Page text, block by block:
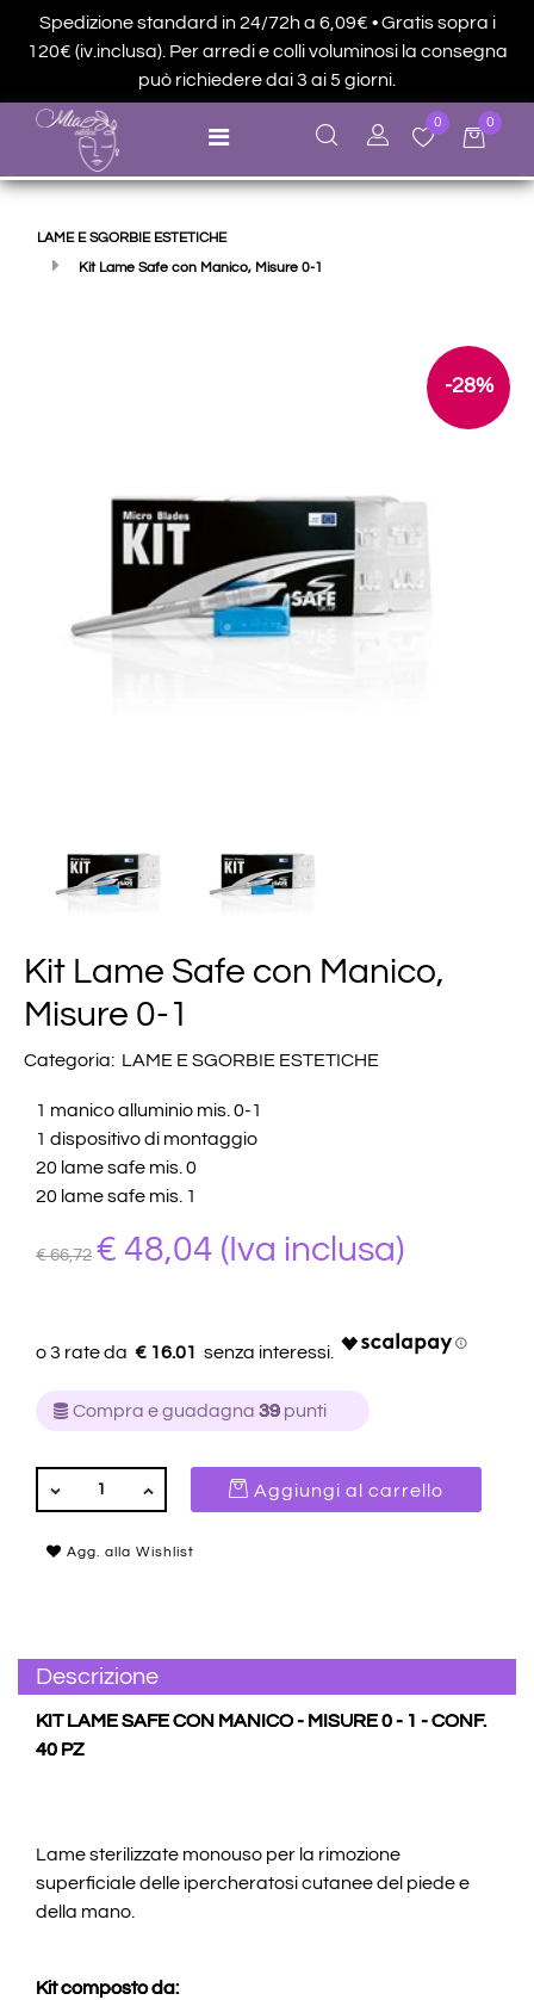
Spedizione standard in 24/72h a 6,09€ • Gratis sopra i
120€ (iv.inclusa). Per arredi e colli voluminosi la consegna
può richiedere dai 3 ai 5 giorni.
Open menu
0 0
LAME E SGORBIE ESTETICHE
Kit Lame Safe con Manico, Misure 0-1
-28%
Kit Lame Safe con Manico,
Misure 0-1
Categoria: LAME E SGORBIE ESTETICHE
1 manico alluminio mis. 0-1
1 dispositivo di montaggio
20 lame safe mis. 0
20 lame safe mis. 1
€ 66,72 € 48,04 (Iva inclusa)
€ 16.01
Compra e guadagna 39 punti
QUANTITÀ
Aggiungi al carrello
Agg. alla Wishlist
Descrizione
KIT LAME SAFE CON MANICO - MISURE 0 - 1 - CONF.
40 PZ
Lame sterilizzate monouso per la rimozione
superficiale delle ipercheratosi cutanee del piede e
della mano.
Kit composto da: